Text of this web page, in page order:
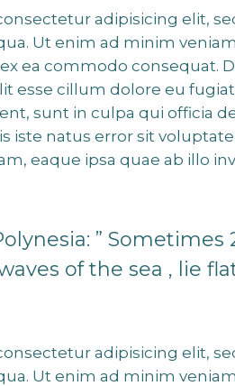
adipisicing elit,
Ut enim ad minim
ea commodo consequat.
esse cillum dolore eu
sunt in culpa qui officia
iste natus error sit
eaque ipsa quae ab illo
”
of the sea , lie
adipisicing elit,
Ut enim ad minim